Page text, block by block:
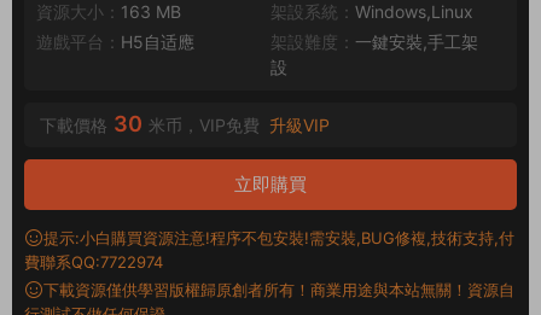
資源大小： 163 MB 架設系統： Windows,Linux
遊戲平台： H5自适應 架設難度： 一鍵安裝,手工架
設
下載價格 30 米币，VIP免費 升級VIP
立即購買
提示:小白購買資源注意!程序不包安裝!需安裝,BUG修複,技術支持,付
費聯系QQ:7722974
下載資源僅供學習版權歸原創者所有！商業用途與本站無關！資源自